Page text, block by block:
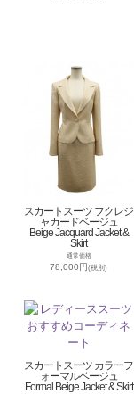
スカートスーツ フクレジ
ャカードベージュ
Beige Jacquard Jacket &
Skirt
通常価格
78,000円(税別)
スカートスーツ カラーフ
ォーマルベージュ
Formal Beige Jacket & Skirt